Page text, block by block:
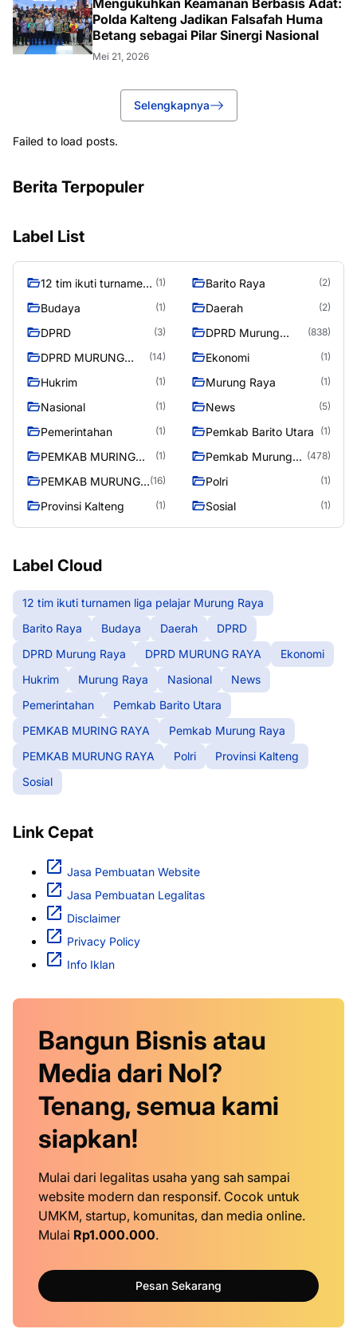
Polda Kalteng Jadikan Falsafah Huma
Betang sebagai Pilar Sinergi Nasional
Mei 21, 2026
Selengkapnya
Failed to load posts.
Berita Terpopuler
Label List
12 tim ikuti turnamen
Raya
(1) Barito Raya (2)
Budaya (1) Daerah (2)
DPRD (3)
DPRD Murung
(838)
DPRD MURUNG
(14) Ekonomi (1)
Hukrim (1) Murung Raya (1)
Nasional (1) News (5)
Pemerintahan (1) Pemkab Barito Utara (1)
PEMKAB MURING
(1)
Pemkab Murung
(478)
PEMKAB MURUNG
(16) Polri (1)
Provinsi Kalteng (1) Sosial (1)
Label Cloud
12 tim ikuti turnamen liga pelajar Murung Raya
Barito Raya
Budaya Daerah
DPRD
DPRD Murung Raya
DPRD MURUNG RAYA
Ekonomi
Hukrim
Murung Raya Nasional
News
Pemerintahan
Pemkab Barito Utara
PEMKAB MURING RAYA
Pemkab Murung Raya
PEMKAB MURUNG RAYA
Polri
Provinsi Kalteng
Sosial
Link Cepat
Jasa Pembuatan Website
Jasa Pembuatan Legalitas
Disclaimer
Privacy Policy
Info Iklan
Bangun Bisnis atau
Media dari Nol?
Tenang, semua kami
siapkan!
Mulai dari legalitas usaha yang sah sampai
website modern dan responsif. Cocok untuk
UMKM, startup, komunitas, dan media online.
Mulai Rp1.000.000.
Pesan Sekarang